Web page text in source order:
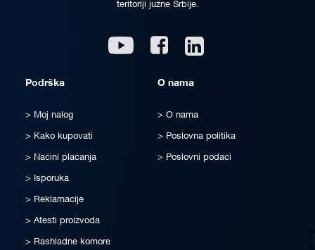
teritoriji južne Srbije.
Youtube Facebook
Podrška
Moj nalog
Kako kupovati
Načini plaćanja
Isporuka
Reklamacije
Atesti proizvoda
Rashladne komore
O nama
O nama
Poslovna politika
Poslovni podaci